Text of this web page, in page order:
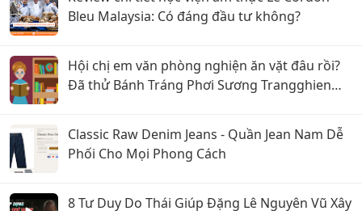
Bleu Malaysia: Có đáng đầu tư không?
Hội chị em văn phòng nghiện ăn vặt đâu rồi?
Đã thử Bánh Tráng Phơi Sương Trangghien
Classic Raw Denim Jeans - Quần Jean Nam Dễ
Phối Cho Mọi Phong Cách
8 Tư Duy Do Thái Giúp Đặng Lê Nguyên Vũ Xây